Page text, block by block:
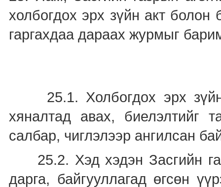
холбогдох эрх зүйн акт болон
гаргахдаа дараах журмыг
25.1. Холбогдох эрх зүйн
хяналтад авах, биелэлтийг
салбар, чиглэлээр ангилсан
25.2. Хэд хэдэн Засгийн
дарга, байгууллагад өгсөн